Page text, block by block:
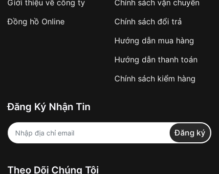
hàng
Số tiền còn lại thanh toán khi nhận hàng hoặc
✔️ Đảm bảo xử lý đơn hàng nhanh chóng
✔️ Hạn chế tình trạng hủy đơn không mong
Từ khóa SEO:
Khách hàng được
Giới thiệu về công ty
Đồng hồ Online
Chính sách vận chuyển
Chính sách đổi trả
Hướng dẫn mua hàng
Hướng dẫn thanh toán
Chính sách kiểm hàng
Đăng Ký Nhận Tin
Đăng ký
Theo Dõi Chúng Tôi